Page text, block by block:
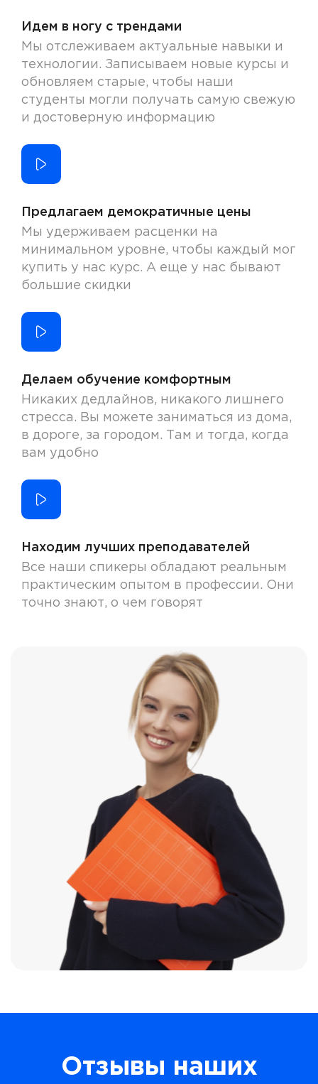
Идем в ногу с трендами
Мы отслеживаем актуальные навыки и
технологии. Записываем новые курсы и
обновляем старые, чтобы наши
студенты могли получать самую свежую
и достоверную информацию
Предлагаем демократичные цены
Мы удерживаем расценки на
минимальном уровне, чтобы каждый мог
купить у нас курс. А еще у нас бывают
большие скидки
Делаем обучение комфортным
Никаких дедлайнов, никакого лишнего
стресса. Вы можете заниматься из дома,
в дороге, за городом. Там и тогда, когда
вам удобно
Находим лучших преподавателей
Все наши спикеры обладают реальным
практическим опытом в профессии. Они
точно знают, о чем говорят
Отзывы наших